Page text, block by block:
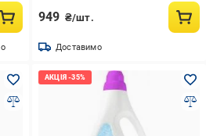
949 ₴/шт.
Доставимо